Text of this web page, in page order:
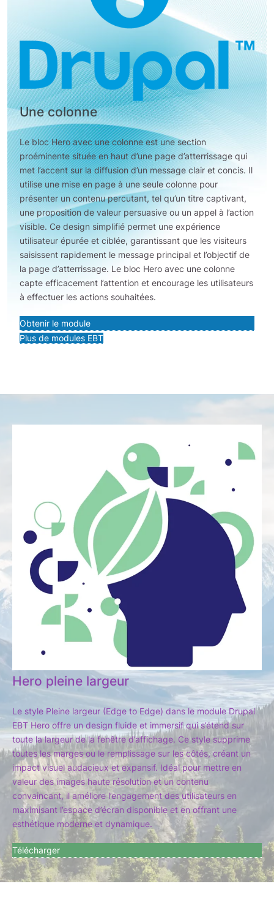
Une colonne
Le bloc Hero avec une colonne est une section
proéminente située en haut d’une page d’atterrissage qui
met l’accent sur la diffusion d’un message clair et concis. Il
utilise une mise en page à une seule colonne pour
présenter un contenu percutant, tel qu’un titre captivant,
une proposition de valeur persuasive ou un appel à l’action
visible. Ce design simplifié permet une expérience
utilisateur épurée et ciblée, garantissant que les visiteurs
saisissent rapidement le message principal et l’objectif de
la page d’atterrissage. Le bloc Hero avec une colonne
capte efficacement l’attention et encourage les utilisateurs
à effectuer les actions souhaitées.
Obtenir le module
Plus de modules EBT
Hero pleine largeur
Le style Pleine largeur (Edge to Edge) dans le module Drupal
EBT Hero offre un design fluide et immersif qui s’étend sur
toute la largeur de la fenêtre d’affichage. Ce style supprime
toutes les marges ou le remplissage sur les côtés, créant un
impact visuel audacieux et expansif. Idéal pour mettre en
valeur des images haute résolution et un contenu
convaincant, il améliore l’engagement des utilisateurs en
maximisant l’espace d’écran disponible et en offrant une
esthétique moderne et dynamique.
Télécharger